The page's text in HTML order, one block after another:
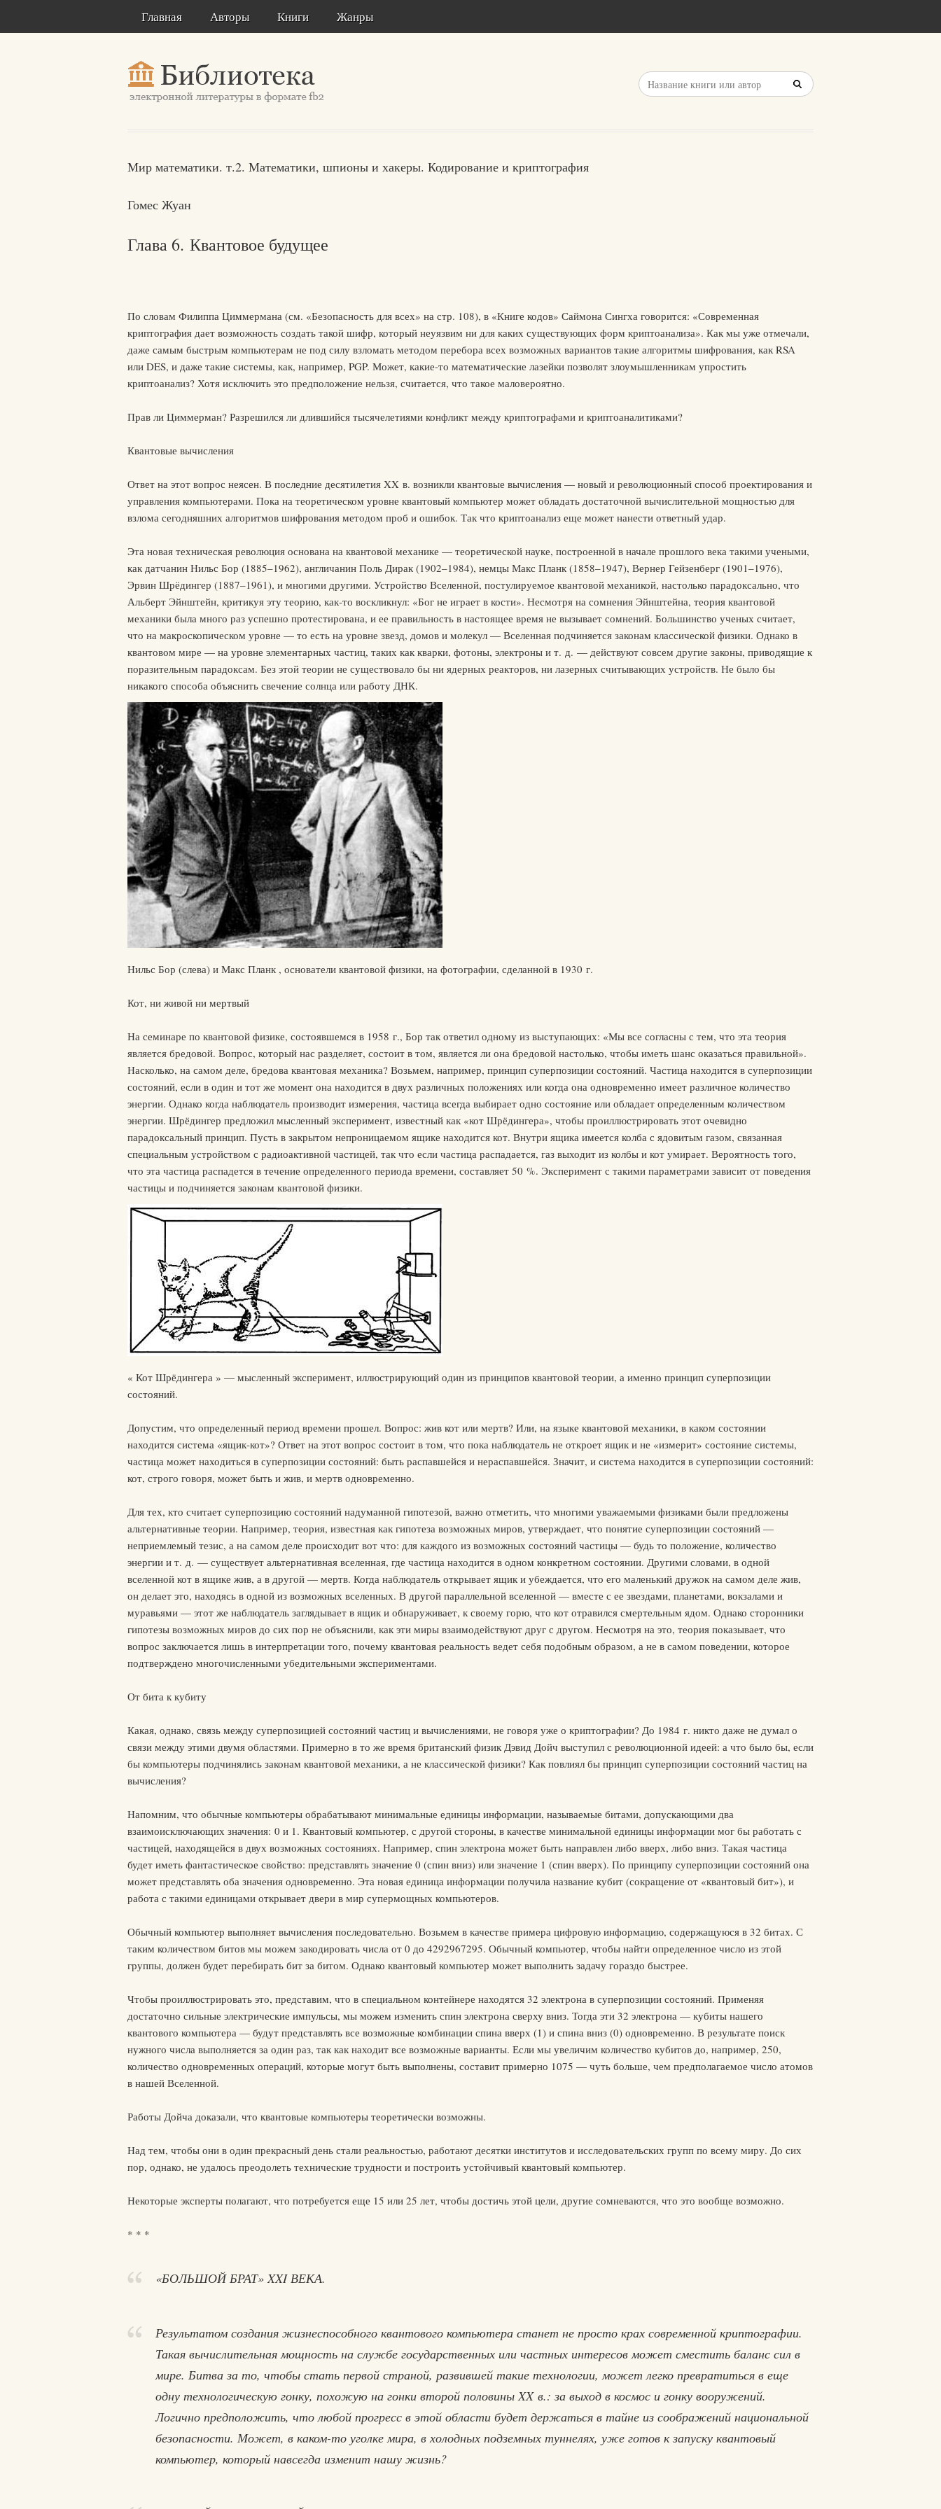
Главная Авторы Книги Жанры
Мир математики. т.2. Математики, шпионы и хакеры. Кодирование и криптография
Гомес Жуан
Глава 6. Квантовое будущее
По словам Филиппа Циммермана (см. «Безопасность для всех» на стр. 108), в «Книге кодов» Саймона Сингха говорится: «Современная
криптография дает возможность создать такой шифр, который неуязвим ни для каких существующих форм криптоанализа». Как мы уже отмечали,
даже самым быстрым компьютерам не под силу взломать методом перебора всех возможных вариантов такие алгоритмы шифрования, как RSA
или DES, и даже такие системы, как, например, PGP. Может, какие-то математические лазейки позволят злоумышленникам упростить
криптоанализ? Хотя исключить это предположение нельзя, считается, что такое маловероятно.
Прав ли Циммерман? Разрешился ли длившийся тысячелетиями конфликт между криптографами и криптоаналитиками?
Квантовые вычисления
Ответ на этот вопрос неясен. В последние десятилетия XX в. возникли квантовые вычисления — новый и революционный способ проектирования и
управления компьютерами. Пока на теоретическом уровне квантовый компьютер может обладать достаточной вычислительной мощностью для
взлома сегодняшних алгоритмов шифрования методом проб и ошибок. Так что криптоанализ еще может нанести ответный удар.
Эта новая техническая революция основана на квантовой механике — теоретической науке, построенной в начале прошлого века такими учеными,
как датчанин Нильс Бор (1885–1962), англичанин Поль Дирак (1902–1984), немцы Макс Планк (1858–1947), Вернер Гейзенберг (1901–1976),
Эрвин Шрёдингер (1887–1961), и многими другими. Устройство Вселенной, постулируемое квантовой механикой, настолько парадоксально, что
Альберт Эйнштейн, критикуя эту теорию, как-то воскликнул: «Бог не играет в кости». Несмотря на сомнения Эйнштейна, теория квантовой
механики была много раз успешно протестирована, и ее правильность в настоящее время не вызывает сомнений. Большинство ученых считает,
что на макроскопическом уровне — то есть на уровне звезд, домов и молекул — Вселенная подчиняется законам классической физики. Однако в
квантовом мире — на уровне элементарных частиц, таких как кварки, фотоны, электроны и т. д. — действуют совсем другие законы, приводящие к
поразительным парадоксам. Без этой теории не существовало бы ни ядерных реакторов, ни лазерных считывающих устройств. Не было бы
никакого способа объяснить свечение солнца или работу ДНК.
Нильс Бор (слева) и Макс Планк , основатели квантовой физики, на фотографии, сделанной в 1930 г.
Кот, ни живой ни мертвый
На семинаре по квантовой физике, состоявшемся в 1958 г., Бор так ответил одному из выступающих: «Мы все согласны с тем, что эта теория
является бредовой. Вопрос, который нас разделяет, состоит в том, является ли она бредовой настолько, чтобы иметь шанс оказаться правильной».
Насколько, на самом деле, бредова квантовая механика? Возьмем, например, принцип суперпозиции состояний. Частица находится в суперпозиции
состояний, если в один и тот же момент она находится в двух различных положениях или когда она одновременно имеет различное количество
энергии. Однако когда наблюдатель производит измерения, частица всегда выбирает одно состояние или обладает определенным количеством
энергии. Шрёдингер предложил мысленный эксперимент, известный как «кот Шрёдингера», чтобы проиллюстрировать этот очевидно
парадоксальный принцип. Пусть в закрытом непроницаемом ящике находится кот. Внутри ящика имеется колба с ядовитым газом, связанная
специальным устройством с радиоактивной частицей, так что если частица распадается, газ выходит из колбы и кот умирает. Вероятность того,
что эта частица распадется в течение определенного периода времени, составляет 50 %. Эксперимент с такими параметрами зависит от поведения
частицы и подчиняется законам квантовой физики.
« Кот Шрёдингера » — мысленный эксперимент, иллюстрирующий один из принципов квантовой теории, а именно принцип суперпозиции
состояний.
Допустим, что определенный период времени прошел. Вопрос: жив кот или мертв? Или, на языке квантовой механики, в каком состоянии
находится система «ящик-кот»? Ответ на этот вопрос состоит в том, что пока наблюдатель не откроет ящик и не «измерит» состояние системы,
частица может находиться в суперпозиции состояний: быть распавшейся и нераспавшейся. Значит, и система находится в суперпозиции состояний:
кот, строго говоря, может быть и жив, и мертв одновременно.
Для тех, кто считает суперпозицию состояний надуманной гипотезой, важно отметить, что многими уважаемыми физиками были предложены
альтернативные теории. Например, теория, известная как гипотеза возможных миров, утверждает, что понятие суперпозиции состояний —
неприемлемый тезис, а на самом деле происходит вот что: для каждого из возможных состояний частицы — будь то положение, количество
энергии и т. д. — существует альтернативная вселенная, где частица находится в одном конкретном состоянии. Другими словами, в одной
вселенной кот в ящике жив, а в другой — мертв. Когда наблюдатель открывает ящик и убеждается, что его маленький дружок на самом деле жив,
он делает это, находясь в одной из возможных вселенных. В другой параллельной вселенной — вместе с ее звездами, планетами, вокзалами и
муравьями — этот же наблюдатель заглядывает в ящик и обнаруживает, к своему горю, что кот отравился смертельным ядом. Однако сторонники
гипотезы возможных миров до сих пор не объяснили, как эти миры взаимодействуют друг с другом. Несмотря на это, теория показывает, что
вопрос заключается лишь в интерпретации того, почему квантовая реальность ведет себя подобным образом, а не в самом поведении, которое
подтверждено многочисленными убедительными экспериментами.
От бита к кубиту
Какая, однако, связь между суперпозицией состояний частиц и вычислениями, не говоря уже о криптографии? До 1984 г. никто даже не думал о
связи между этими двумя областями. Примерно в то же время британский физик Дэвид Дойч выступил с революционной идеей: а что было бы, если
бы компьютеры подчинялись законам квантовой механики, а не классической физики? Как повлиял бы принцип суперпозиции состояний частиц на
вычисления?
Напомним, что обычные компьютеры обрабатывают минимальные единицы информации, называемые битами, допускающими два
взаимоисключающих значения: 0 и 1. Квантовый компьютер, с другой стороны, в качестве минимальной единицы информации мог бы работать с
частицей, находящейся в двух возможных состояниях. Например, спин электрона может быть направлен либо вверх, либо вниз. Такая частица
будет иметь фантастическое свойство: представлять значение 0 (спин вниз) или значение 1 (спин вверх). По принципу суперпозиции состояний она
может представлять оба значения одновременно. Эта новая единица информации получила название кубит (сокращение от «квантовый бит»), и
работа с такими единицами открывает двери в мир супермощных компьютеров.
Обычный компьютер выполняет вычисления последовательно. Возьмем в качестве примера цифровую информацию, содержащуюся в 32 битах. С
таким количеством битов мы можем закодировать числа от 0 до 4292967295. Обычный компьютер, чтобы найти определенное число из этой
группы, должен будет перебирать бит за битом. Однако квантовый компьютер может выполнить задачу гораздо быстрее.
Чтобы проиллюстрировать это, представим, что в специальном контейнере находятся 32 электрона в суперпозиции состояний. Применяя
достаточно сильные электрические импульсы, мы можем изменить спин электрона сверху вниз. Тогда эти 32 электрона — кубиты нашего
квантового компьютера — будут представлять все возможные комбинации спина вверх (1) и спина вниз (0) одновременно. В результате поиск
нужного числа выполняется за один раз, так как находит все возможные варианты. Если мы увеличим количество кубитов до, например, 250,
количество одновременных операций, которые могут быть выполнены, составит примерно 1075 — чуть больше, чем предполагаемое число атомов
в нашей Вселенной.
Работы Дойча доказали, что квантовые компьютеры теоретически возможны.
Над тем, чтобы они в один прекрасный день стали реальностью, работают десятки институтов и исследовательских групп по всему миру. До сих
пор, однако, не удалось преодолеть технические трудности и построить устойчивый квантовый компьютер.
Некоторые эксперты полагают, что потребуется еще 15 или 25 лет, чтобы достичь этой цели, другие сомневаются, что это вообще возможно.
* * *
«БОЛЬШОЙ БРАТ» XXI ВЕКА.
Результатом создания жизнеспособного квантового компьютера станет не просто крах современной криптографии.
Такая вычислительная мощность на службе государственных или частных интересов может сместить баланс сил в
мире. Битва за то, чтобы стать первой страной, развившей такие технологии, может легко превратиться в еще
одну технологическую гонку, похожую на гонки второй половины XX в.: за выход в космос и гонку вооружений.
Логично предположить, что любой прогресс в этой области будет держаться в тайне из соображений национальной
безопасности. Может, в каком-то уголке мира, в холодных подземных туннелях, уже готов к запуску квантовый
компьютер, который навсегда изменит нашу жизнь?